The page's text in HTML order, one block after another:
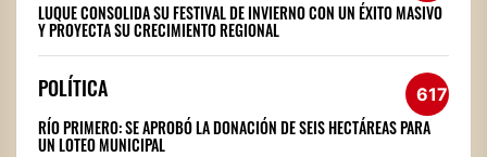
LUQUE CONSOLIDA SU FESTIVAL DE INVIERNO CON UN ÉXITO MASIVO
Y PROYECTA SU CRECIMIENTO REGIONAL
POLÍTICA 617
RÍO PRIMERO: SE APROBÓ LA DONACIÓN DE SEIS HECTÁREAS PARA
UN LOTEO MUNICIPAL